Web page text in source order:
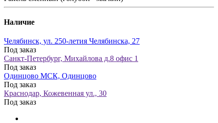
Наличие
Челябинск, ул. 250-летия Челябинска, 27
Под заказ
Санкт-Петербург, Михайлова д.8 офис 1
Под заказ
Одинцово МСК, Одинцово
Под заказ
Краснодар, Кожевенная ул., 30
Под заказ